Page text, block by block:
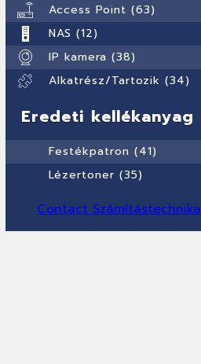
Access Point (63)
NAS (12)
IP kamera (38)
Alkatrész/Tartozik (34)
Eredeti kellékanyag
Festékpatron (41)
Lézertoner (35)
Contact Számítástechnika